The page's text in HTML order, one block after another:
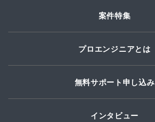
案件特集
プロエンジニアとは
無料サポート申し込み
インタビュー